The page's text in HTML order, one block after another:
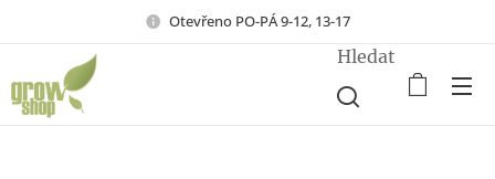
Otevřeno PO-PÁ 9-12, 13-17
Hledat